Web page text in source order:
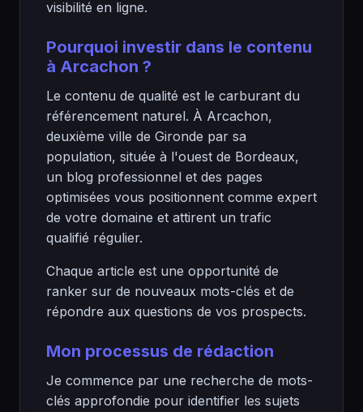
visibilité en ligne.
Pourquoi investir dans le contenu
à Arcachon ?
Le contenu de qualité est le carburant du
référencement naturel. À Arcachon,
deuxième ville de Gironde par sa
population, située à l'ouest de Bordeaux,
un blog professionnel et des pages
optimisées vous positionnent comme expert
de votre domaine et attirent un trafic
qualifié régulier.
Chaque article est une opportunité de
ranker sur de nouveaux mots-clés et de
répondre aux questions de vos prospects.
Mon processus de rédaction
Je commence par une recherche de mots-
clés approfondie pour identifier les sujets